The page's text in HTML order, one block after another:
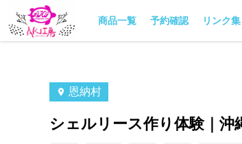
商品一覧 予約確認 リンク集
恩納村
シェルリース作り体験｜沖